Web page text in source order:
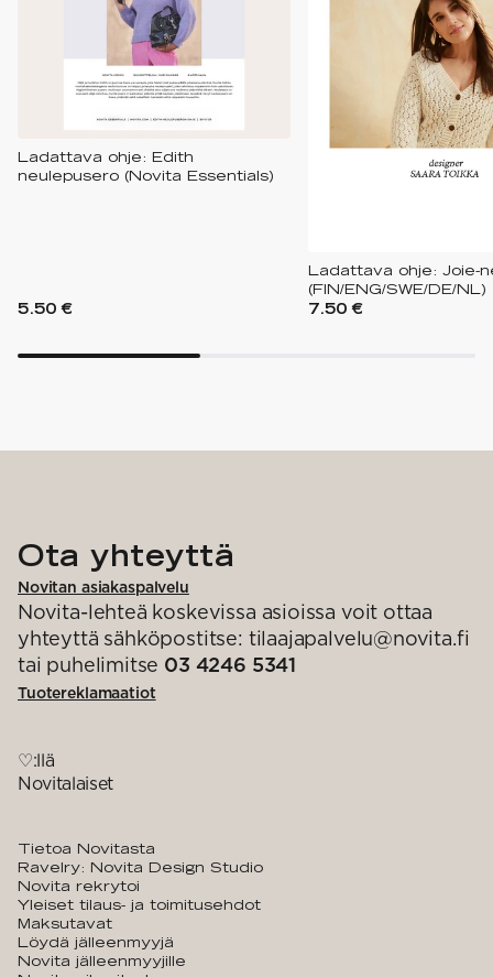
Ladattava ohje: Edith
neulepusero (Novita Essentials)
5.50 €
Ladattava ohje: Joie-
(FIN/ENG/SWE/DE/NL)
7.50 €
Ota yhteyttä
Novitan asiakaspalvelu
Novita-lehteä koskevissa asioissa voit ottaa
yhteyttä sähköpostitse: tilaajapalvelu@novita.fi
tai puhelimitse 03 4246 5341
Tuotereklamaatiot
♡:llä
Novitalaiset
Tietoa Novitasta
Ravelry: Novita Design Studio
Novita rekrytoi
Yleiset tilaus- ja toimitusehdot
Maksutavat
Löydä jälleenmyyjä
Novita jälleenmyyjille